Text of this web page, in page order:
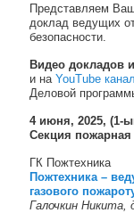
Представляем
доклад ведущих
безопасности.
Видео докладов
и на YouTube
Деловой
4 июня, 2025, (1-
Секция пожарная
ГК Пожтехника
Пожтехника –
газового
Галочкин Никита,